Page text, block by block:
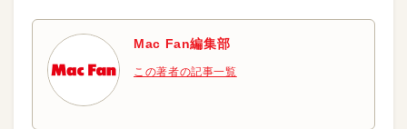
Mac Fan編集部
この著者の記事一覧